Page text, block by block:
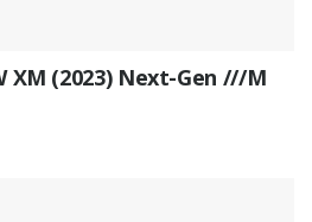
XM (2023) Next-Gen ///M